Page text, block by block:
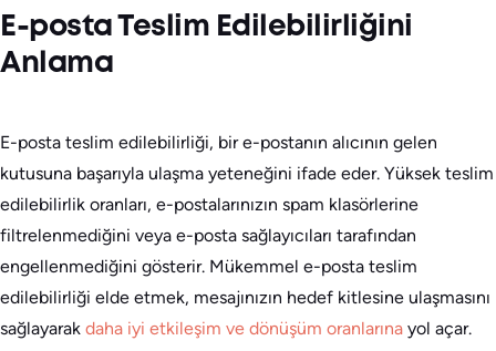
E-posta Teslim Edilebilirliğini
Anlama
E-posta teslim edilebilirliği, bir e-postanın alıcının gelen
kutusuna başarıyla ulaşma yeteneğini ifade eder. Yüksek teslim
edilebilirlik oranları, e-postalarınızın spam klasörlerine
filtrelenmediğini veya e-posta sağlayıcıları tarafından
engellenmediğini gösterir. Mükemmel e-posta teslim
edilebilirliği elde etmek, mesajınızın hedef kitlesine ulaşmasını
sağlayarak daha iyi etkileşim ve dönüşüm oranlarına yol açar.